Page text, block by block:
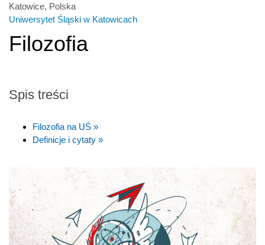
Katowice, Polska
Uniwersytet Śląski w Katowicach
Filozofia
Spis treści
Filozofia na UŚ »
Definicje i cytaty »